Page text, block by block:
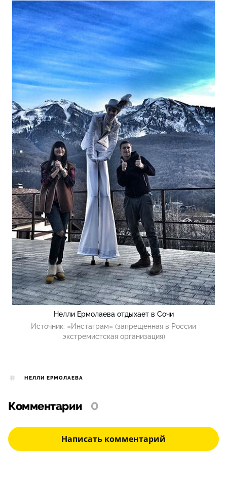
Нелли Ермолаева отдыхает в Сочи
Источник: «Инстаграм» (запрещенная в России
экстремистская организация)
НЕЛЛИ ЕРМОЛАЕВА
Комментарии 0
Написать комментарий